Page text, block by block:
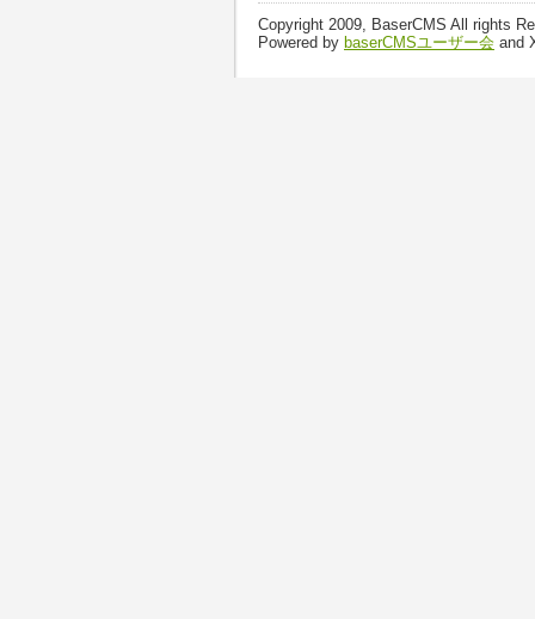
Copyright 2009, BaserCMS All rights
Powered by baserCMSユーザー会 and